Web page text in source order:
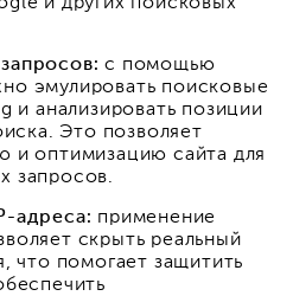
с помощью
эмулировать поисковые
и анализировать позиции
Это позволяет
и оптимизацию сайта для
запросов.
адреса: применение
скрыть реальный
что помогает защитить